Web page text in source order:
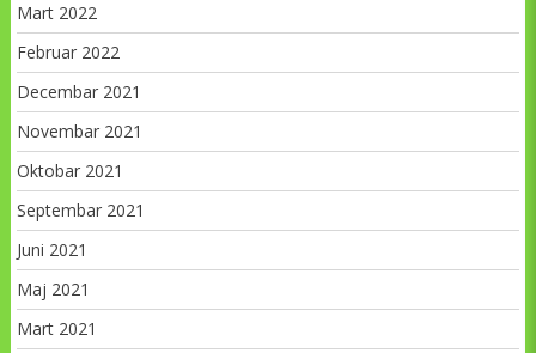
Mart 2022
Februar 2022
Decembar 2021
Novembar 2021
Oktobar 2021
Septembar 2021
Juni 2021
Maj 2021
Mart 2021